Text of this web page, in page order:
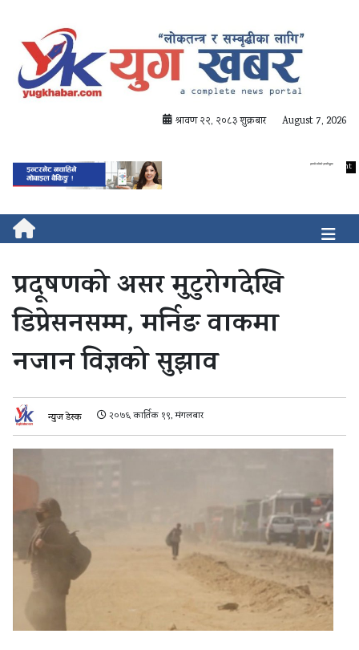
श्रावण २२, २०८३ शुक्रबार August 7, 2026
प्रदूषणको असर मुटुरोगदेखि
डिप्रेसनसम्म, मर्निङ वाकमा
नजान विज्ञको सुझाव
न्युज डेस्क २०७६ कार्तिक १९, मंगलबार